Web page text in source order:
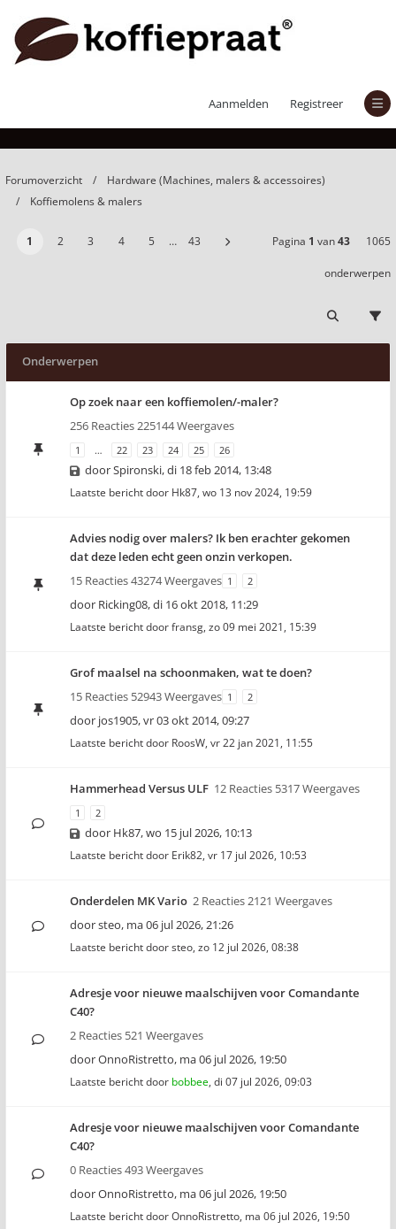
Aanmelden Registreer
Koffiemolens & malers
Forumoverzicht
Hardware (Machines, malers & accessoires)
Koffiemolens & malers
1 2 3 4 5 … 43 Pagina 1 van43 1065
onderwerpen
Onderwerpen
Op zoek naar een koffiemolen/-maler?
256 Reacties 225144 Weergaves
1 … 22 23 24 25 26
doorSpironski,di 18 feb 2014, 13:48
Laatste bericht door Hk87, wo 13 nov 2024, 19:59
Advies nodig over malers? Ik ben erachter gekomen
dat deze leden echt geen onzin verkopen.
15 Reacties 43274 Weergaves 1 2
door Ricking08,di 16 okt 2018, 11:29
Laatste bericht doorfransg, zo 09 mei 2021, 15:39
Grof maalsel na schoonmaken, wat te doen?
15 Reacties 52943 Weergaves 1 2
door jos1905,vr 03 okt 2014, 09:27
Laatste bericht door RoosW, vr 22 jan 2021, 11:55
Hammerhead Versus ULF 12 Reacties 5317 Weergaves
1 2
door Hk87,wo 15 jul 2026, 10:13
Laatste bericht door Erik82, vr 17 jul 2026, 10:53
Onderdelen MK Vario 2 Reacties 2121 Weergaves
doorsteo, ma 06 jul 2026, 21:26
Laatste bericht doorsteo, zo 12 jul 2026, 08:38
Adresje voor nieuwe maalschijven voor Comandante
C40?
2 Reacties 521 Weergaves
doorOnnoRistretto, ma 06 jul 2026, 19:50
Laatste bericht door bobbee, di 07 jul 2026, 09:03
Adresje voor nieuwe maalschijven voor Comandante
C40?
0 Reacties 493 Weergaves
doorOnnoRistretto, ma 06 jul 2026, 19:50
Laatste bericht doorOnnoRistretto, ma 06 jul 2026, 19:50